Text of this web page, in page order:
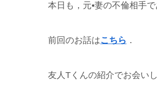
本日も，元•妻の不倫相手
前回のお話はこちら ．
友人Tくんの紹介でお会い